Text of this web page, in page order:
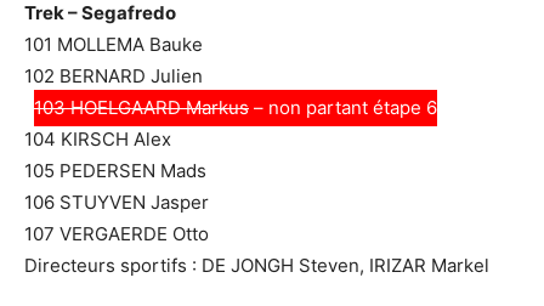
Trek – Segafredo
101 MOLLEMA Bauke
102 BERNARD Julien
103 HOELGAARD Markus – non partant étape 6
104 KIRSCH Alex
105 PEDERSEN Mads
106 STUYVEN Jasper
107 VERGAERDE Otto
Directeurs sportifs : DE JONGH Steven, IRIZAR Markel